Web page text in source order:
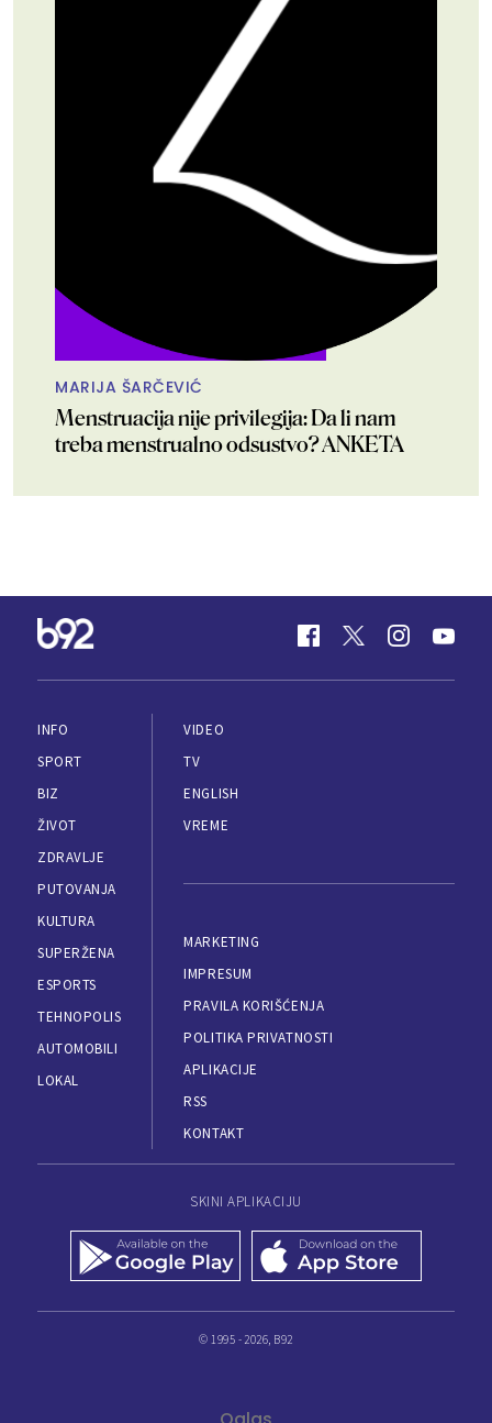
MARIJA ŠARČEVIĆ
Menstruacija nije privilegija: Da li nam
treba menstrualno odsustvo? ANKETA
INFO
SPORT
BIZ
ŽIVOT
ZDRAVLJE
PUTOVANJA
KULTURA
SUPERŽENA
ESPORTS
TEHNOPOLIS
AUTOMOBILI
LOKAL
VIDEO
TV
ENGLISH
VREME
MARKETING
IMPRESUM
PRAVILA KORIŠĆENJA
POLITIKA PRIVATNOSTI
APLIKACIJE
RSS
KONTAKT
SKINI APLIKACIJU
© 1995 - 2026, B92